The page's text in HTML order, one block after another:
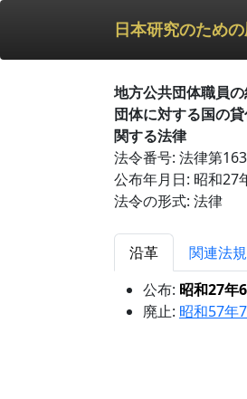
日本研究のため
地方公共団体職員
団体に対する国の
関する法律
法令番号: 法律第
公布年月日: 昭和27
法令の形式: 法律
沿革 関連法規
公布: 昭和27年
廃止: 昭和57年